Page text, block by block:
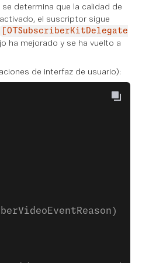
determina que la calidad de
el suscriptor sigue
[OTSubscriberKitDelegate
ha mejorado y se ha vuelto a
de interfaz de usuario):
{